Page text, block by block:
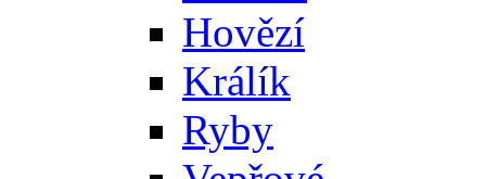
Hovězí
Králík
Ryby